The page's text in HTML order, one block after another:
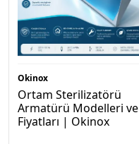
Okinox
Ortam Sterilizatörü
Armatürü Modelleri ve
Fiyatları | Okinox